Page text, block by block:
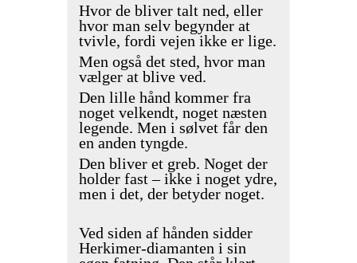
Hvor de bliver talt ned, eller
hvor man selv begynder at
tvivle, fordi vejen ikke er lige.
Men også det sted, hvor man
vælger at blive ved.
Den lille hånd kommer fra
noget velkendt, noget næsten
legende. Men i sølvet får den
en anden tyngde.
Den bliver et greb. Noget der
holder fast – ikke i noget ydre,
men i det, der betyder noget.
Ved siden af hånden sidder
Herkimer-diamanten i sin